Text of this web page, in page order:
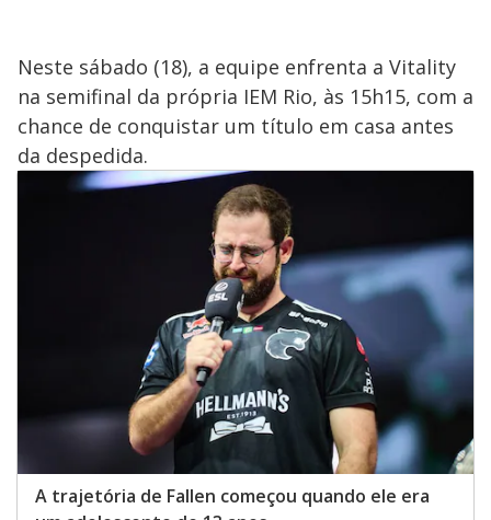
Neste sábado (18), a equipe enfrenta a Vitality
na semifinal da própria IEM Rio, às 15h15, com a
chance de conquistar um título em casa antes
da despedida.
A trajetória de Fallen começou quando ele era